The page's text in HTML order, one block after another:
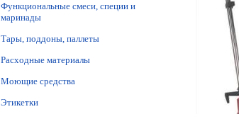
Функциональные смеси, специи и
маринады
Тары, поддоны, паллеты
Расходные материалы
Моющие средства
Этикетки